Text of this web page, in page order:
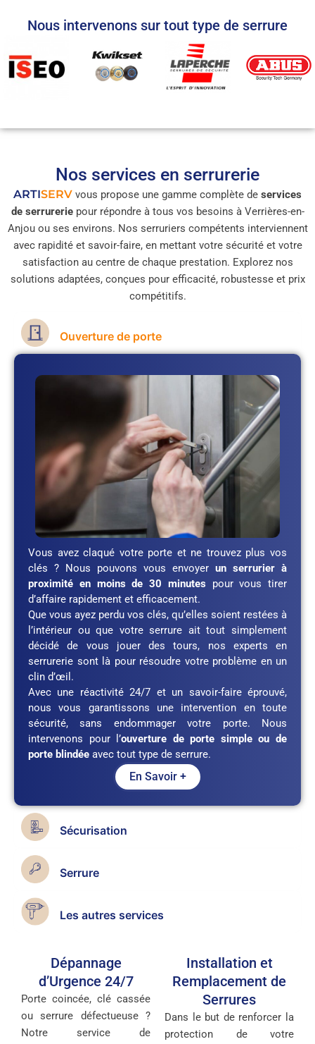
Nous intervenons sur tout type de serrure
Nos services en serrurerie
ARTISERV vous propose une gamme complète de services
de serrureriepour répondre à tous vos besoins à Verrières-en-
Anjou ou ses environs. Nos serruriers compétents interviennent
avec rapidité et savoir-faire, en mettant votre sécurité et votre
satisfaction au centre de chaque prestation. Explorez nos
solutions adaptées, conçues pour efficacité, robustesse et prix
compétitifs.
Ouverture de porte
Vous avez claqué votre porte et ne trouvez plus vos
clés ? Nous pouvons vous envoyer un serrurier à
proximité en moins de 30 minutes pour vous tirer
d’affaire rapidement et efficacement.
Que vous ayez perdu vos clés, qu’elles soient restées à
l’intérieur ou que votre serrure ait tout simplement
décidé de vous jouer des tours, nos experts en
serrurerie sont là pour résoudre votre problème en un
clin d’œil.
Avec une réactivité 24/7 et un savoir-faire éprouvé,
nous vous garantissons une intervention en toute
sécurité, sans endommager votre porte. Nous
intervenons pour l’ouverture de porte simple ou de
porte blindée avec tout type de serrure.
En Savoir +
Sécurisation
Serrure
Les autres services
Dépannage
d’Urgence 24/7
Porte coincée, clé cassée
ou serrure défectueuse ?
Notre service de
Installation et
Remplacement de
Serrures
Dans le but de renforcer la
protection de votre